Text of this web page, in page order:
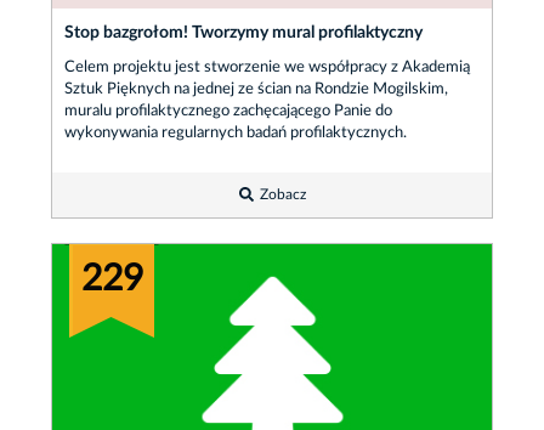
Stop bazgrołom! Tworzymy mural profilaktyczny
Celem projektu jest stworzenie we współpracy z Akademią
Sztuk Pięknych na jednej ze ścian na Rondzie Mogilskim,
muralu profilaktycznego zachęcającego Panie do
wykonywania regularnych badań profilaktycznych.
Zobacz
229